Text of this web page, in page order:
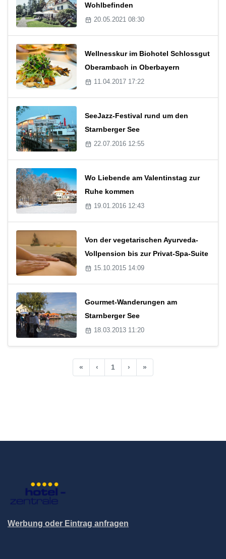
Wohlbefinden
20.05.2021 08:30
Wellnesskur im Biohotel Schlossgut
Oberambach in Oberbayern
11.04.2017 17:22
SeeJazz-Festival rund um den
Starnberger See
22.07.2016 12:55
Wo Liebende am Valentinstag zur
Ruhe kommen
19.01.2016 12:43
Von der vegetarischen Ayurveda-
Vollpension bis zur Privat-Spa-Suite
15.10.2015 14:09
Gourmet-Wanderungen am
Starnberger See
18.03.2013 11:20
« ‹ 1 › »
Werbung oder Eintrag anfragen